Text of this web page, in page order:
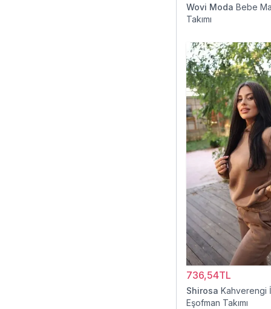
Wovi Moda Bebe
Takımı
736,54TL
Shirosa Kahverengi
Eşofman Takımı